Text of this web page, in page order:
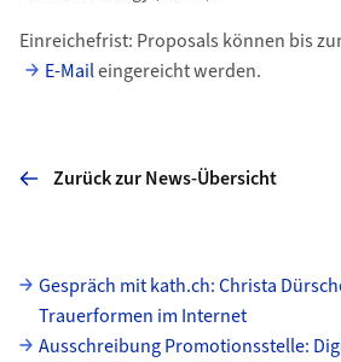
Einreichefrist: Proposals können bis
E-Maileingereicht werden.
Zurück zur News-Übersicht
Unterseiten
Gespräch mit kath.ch: Christa
Trauerformen im Internet
Ausschreibung Promotionsstelle: